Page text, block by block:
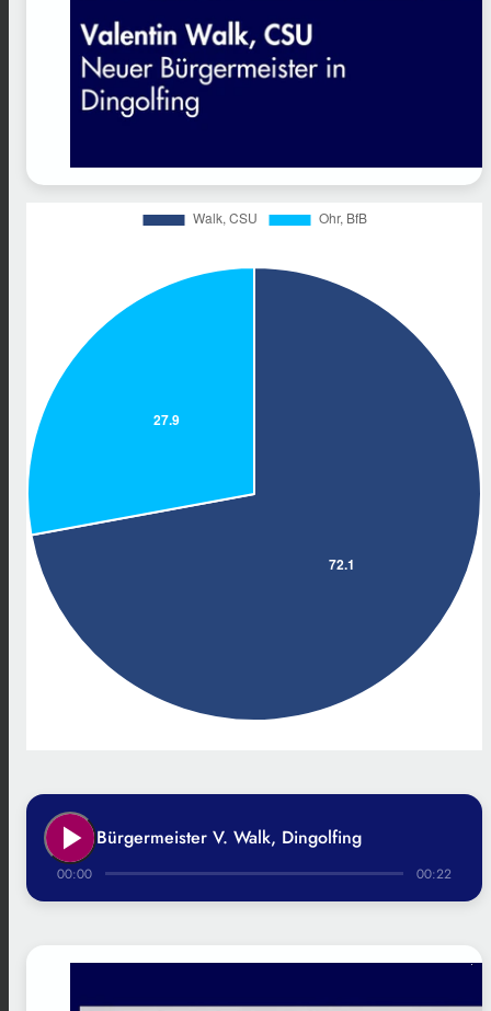
play_arrow Bürgermeister V. Walk, Dingolfing
00:00 00:22
.